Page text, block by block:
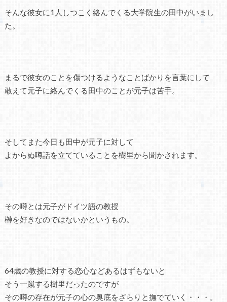
そんな彼女に1人しつこく絡んでくる大学院生の田中がいまし
た。
まるで彼女のことを傷つけるようなことばかりを言葉にして
敢えて元子に絡んでくる田中のことが元子は苦手。
そしてまた今日も田中が元子に対して
よからぬ噂話を立てていることを樹里から聞かされます。
その噂とは元子がドイツ語の教授
榊を好きなのではないかというもの。
64歳の教授に対する恋心などあるはずもないと
そう一蹴する樹里だったのですが
その噂の存在が元子の心の奥底をざらりと撫でていく・・・。